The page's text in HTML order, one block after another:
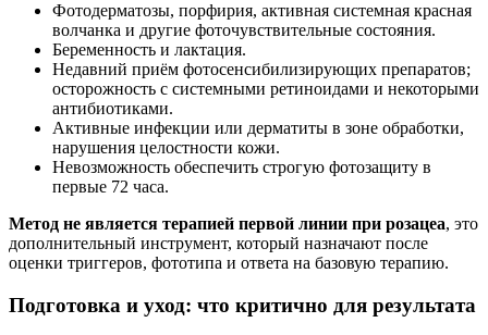
Фотодерматозы, порфирия, активная системная красная
волчанка и другие фоточувствительные состояния.
Беременность и лактация.
Недавний приём фотосенсибилизирующих препаратов;
осторожность с системными ретиноидами и некоторыми
антибиотиками.
Активные инфекции или дерматиты в зоне обработки,
нарушения целостности кожи.
Невозможность обеспечить строгую фотозащиту в
первые 72 часа.
Метод не является терапией первой линии при розацеа, это
дополнительный инструмент, который назначают после
оценки триггеров, фототипа и ответа на базовую терапию.
Подготовка и уход: что критично для результата